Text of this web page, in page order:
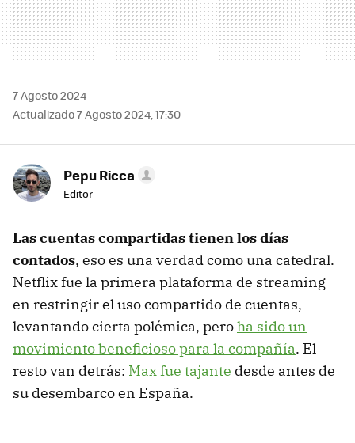
7 Agosto 2024
Actualizado 7 Agosto 2024, 17:30
Pepu Ricca
Editor
Las cuentas compartidas tienen los días
contados, eso es una verdad como una catedral.
Netflix fue la primera plataforma de streaming
en restringir el uso compartido de cuentas,
levantando cierta polémica, peroha sido un
movimiento beneficioso para la compañía. El
resto van detrás: Max fue tajante desde antes de
su desembarco en España.